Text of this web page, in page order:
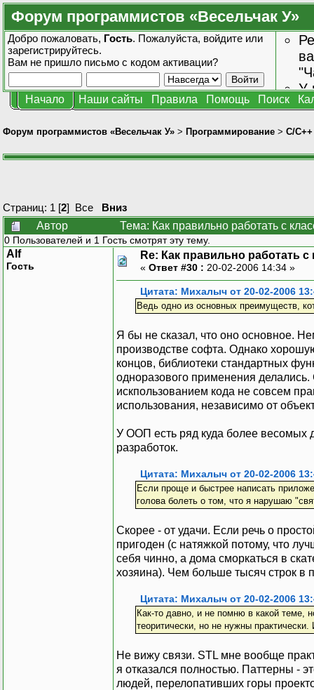
Форум программистов «Весельчак У»
Добро пожаловать, Гость. Пожалуйста, войдите или
зарегистрируйтесь.
Вам не пришло письмо с кодом активации?
У
Начало Наши сайты Правила Помощь Поиск
Форум программистов «Весельчак У» > Программирование > C/C++
Страниц: 1 [2] Все
Вниз
Автор
Тема: Как правильно работать с
0 Пользователей и 1 Гость смотрят эту тему.
Alf
Гость
Re: Как правильно работать с
« Ответ #30 : 20-02-2006 14:34 »
Цитата: Михалыч от 20-02-2006
Ведь одно из основных преимуществ,
Я бы не сказал, что оно основное.
производстве софта. Однако
концов, библиотеки стандартных
одноразового применения
искпользованием кода не совсем
использования, независимо от
У ООП есть ряд куда более весомых
разработок.
Цитата: Михалыч от 20-02-2006
Если проще и быстрее написать
голова болеть о том, что я нарушаю
Скорее - от удачи. Если речь о
пригоден (с натяжкой потому, что
себя чинно, а дома сморкаться в
хозяина). Чем больше тысяч строк в
Цитата: Михалыч от 20-02-2006
Как-то давно, и не помню в какой теме,
теоритически, но не нужны
Не вижу связи. STL мне вообще
я отказался полностью. Паттерны -
людей, перелопативших горы